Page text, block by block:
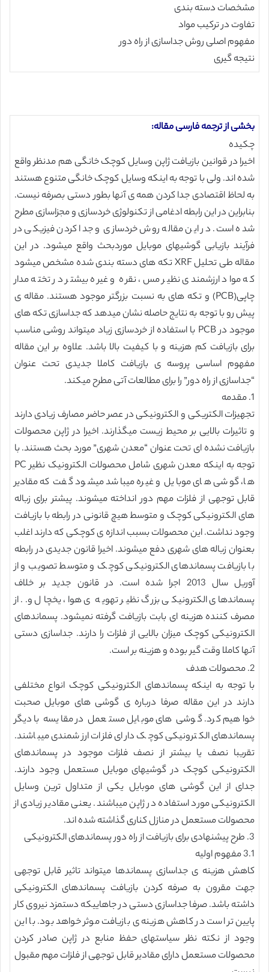
مشخصات دسته بندی
تفاوت در ترکیب مواد
مفهوم اصلی روش جداسازی از راه دور
نتیجه گیری
بخشی از ترجمه فارسی مقاله:
چکیده
اخیرا در قوانین بازیافت ژاپن وسایل کوچک خانگی هم مدنظر واقع
شده اند. ولی با توجه به اینکه وسایل کوچک خانگی متنوع هستند
به لحاظ اقتصادی جدا کردن همه ی آنها بطور دستی بصرفه نیست.
بنابراین در این رابطه ادغامی از تکنولوژی خردسازی و مجزاسازی مطرح
شده است. در این مقاله روش خردسازی و جدا کردن فیزیکی در
فرآیند بازیابی گوشیهای موبایل موردبحث واقع میشود. در این
مقاله طی تحلیل XRF تکه های دسته بندی شده مشخص میشود
که مواد ارزشمندی نظیر مس، نقره و غیره بیشتر در تخته مدار
چاپی(PCB) و تکه های به نسبت بزرگتر موجود هستند. مقاله ی
پیش رو با توجه به نتایج حاصله نشان میدهد که جداسازی تکه های
موجود در PCB با استفاده از خردسازی زیاد میتواند روشی مناسب
برای بازیافت کم هزینه و با کیفیت بالا باشد. علاوه بر این مقاله
مفهوم اساسی پروسه ی بازیافت کاملا جدیدی تحت عنوان
“جداسازی از راه دور” را برای مطالعات آتی مطرح میکند.
1. مقدمه
تجهیزات الکتریکی و الکترونیکی در عصر حاضر مصارف زیادی دارند
و تاثیرات بالایی بر محیط زیست میگذارند. اخیرا در ژاپن محصولات
بازیافت نشده ای تحت عنوان “معدن شهری” مورد بحث هستند. با
توجه به اینکه معدن شهری شامل محصولات الکترونیک نظیر PC
ها، گوشی های موبایل و غیره میباشد میشود گفت که مقادیر
قابل توجهی از فلزات مهم دور انداخته میشوند. پیشتر برای زباله
های الکترونیکی کوچک و متوسط هیچ قانونی در رابطه با بازیافت
وجود نداشت. این محصولات بسبب اندازه ی کوچکی که دارند اغلب
بعنوان زباله های شهری دفع میشوند. اخیرا قانون جدیدی در رابطه
با بازیافت پسماندهای الکترونیکی کوچک و متوسط تصویب و از
آوریل سال 2013 اجرا شده است. در قانون جدید بر خلاف
پسماندهای الکترونیکی بزرگ نظیر تهویه ی هوا، یخچال و.. از
مصرف کننده هزینه ای بابت بازیافت گرفته نمیشود. پسماندهای
الکترونیکی کوچک میزان بالایی از فلزات را دارند. جداسازی دستی
آنها کاملا وقت گیر بوده و هزینه بر است.
2. محصولات هدف
با توجه به اینکه پسماندهای الکترونیکی کوچک انواع مختلفی
دارند در این مقاله صرفا درباره ی گوشی های موبایل صحبت
خواهیم کرد. گوشی های موبایل مستعمل در مقایسه با دیگر
پسماندهای الکترونیکی کوچک دارای فلزات ارزشمندی میباشند.
تقریبا نصف یا بیشتر از نصف فلزات موجود در پسماندهای
الکترونیکی کوچک در گوشیهای موبایل مستعمل وجود دارند.
جدای از این گوشی های موبایل یکی از متداول ترین وسایل
الکترونیکی مورد استفاده در ژاپن میباشند. یعنی مقادیر زیادی از
محصولات مستعمل در منازل کناری گذاشته شده اند.
3. طرح پیشنهادی برای بازیافت از راه دور پسماندهای الکترونیکی
3.1 مفهوم اولیه
کاهش هزینه ی جداسازی پسماندها میتواند تاثیر قابل توجهی
جهت مقرون به صرفه کردن بازیافت پسماندهای الکترونیکی
داشته باشد. صرفا جداسازی دستی در جاهاییکه دستمزد نیروی کار
پایین تر است در کاهش هزینه ی بازیافت موثر خواهد بود. با این
وجود از نکته نظر سیاستهای حفظ منابع در ژاپن صادر کردن
محصولات مستعمل دارای مقادیر قابل توجهی از فلزات مهم مقبول